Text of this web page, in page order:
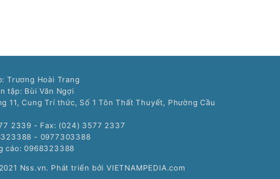
Trương Hoài Trang
tập: Bùi Văn Ngợi
11, Cung Trí thức, Số 1 Tôn Thất Thuyết, Phường Cầu
2339 - Fax: (024) 3577 2337
- 0977303388
cáo: 0968323388
Nss.vn. Phát triển bởi VIETNAMPEDIA.com